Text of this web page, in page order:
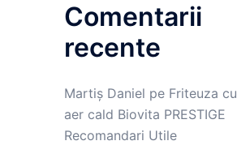
Comentarii
recente
Martiș Daniel pe Friteuza cu
aer cald Biovita PRESTIGE
Recomandari Utile